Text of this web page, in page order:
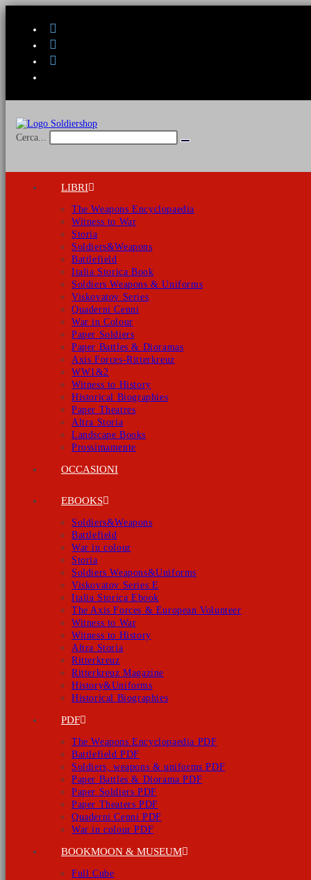
Cerca...
Invia
LIBRI
The Weapons Encyclopaedia
Witness to War
Storia
Soldiers&Weapons
Battlefield
Italia Storica Book
Soldiers Weapons & Uniforms
Viskovatov Series
Quaderni Cenni
War in Colour
Paper Soldiers
Paper Battles & Dioramas
Axis Forces-Ritterkreuz
WW1&2
Witness to History
Historical Biographies
Paper Theatres
Altra Storia
Landscape Books
Prossimamente
OCCASIONI
EBOOKS
Soldiers&Weapons
Battlefield
War in colour
Storia
Soldiers Weapons&Uniforms
Viskovatov Series E
Italia Storica Ebook
The Axis Forces & European Volunteer
Witness to War
Witness to History
Altra Storia
Ritterkreuz
Ritterkreuz Magazine
History&Uniforms
Historical Biographies
PDF
The Weapons Encyclopaedia PDF
Battlefield PDF
Soldiers, weapons & uniforms PDF
Paper Battles & Diorama PDF
Paper Soldiers PDF
Paper Theaters PDF
Quaderni Cenni PDF
War in colour PDF
BOOKMOON & MUSEUM
Full Cube